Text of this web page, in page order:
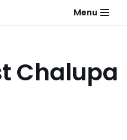
Menu
Chalupa